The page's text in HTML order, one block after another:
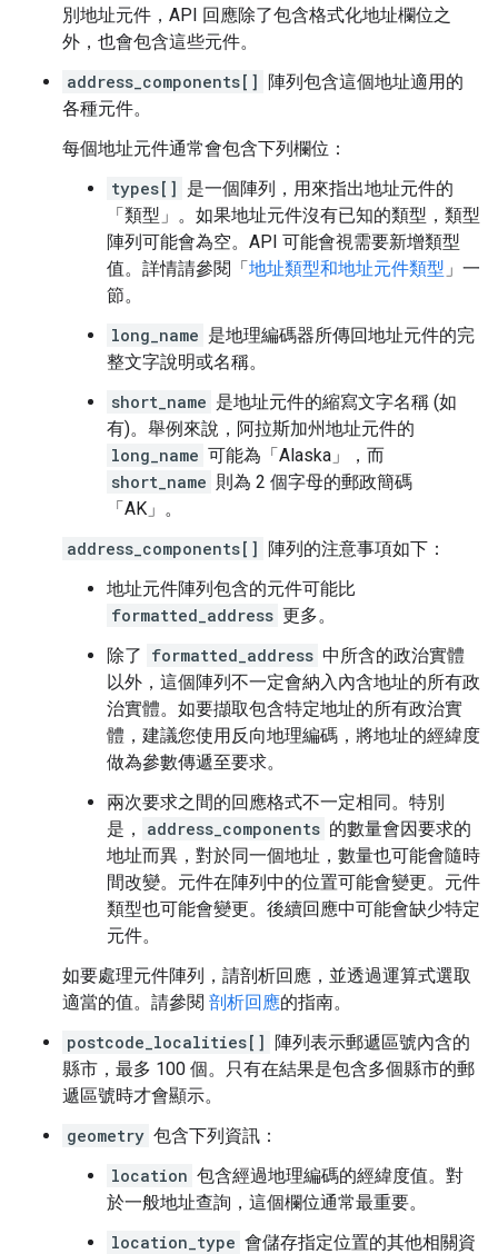
別地址元件，API 回應除了包含格式化地址欄位之
外，也會包含這些元件。
address_components[] 陣列包含這個地址適用的
各種元件。
每個地址元件通常會包含下列欄位：
types[] 是一個陣列，用來指出地址元件的
「類型」 。如果地址元件沒有已知的類型，類型
陣列可能會為空。API 可能會視需要新增類型
值。詳情請參閱「地址類型和地址元件類型 」一
節。
long_name 是地理編碼器所傳回地址元件的完
整文字說明或名稱。
short_name 是地址元件的縮寫文字名稱 (如
有)。舉例來說，阿拉斯加州地址元件的
long_name 可能為「Alaska」，而
short_name 則為 2 個字母的郵政簡碼
「AK」。
address_components[] 陣列的注意事項如下：
地址元件陣列包含的元件可能比
formatted_address 更多。
除了 formatted_address 中所含的政治實體
以外，這個陣列不一定會納入內含地址的所有政
治實體。如要擷取包含特定地址的所有政治實
體，建議您使用反向地理編碼，將地址的經緯度
做為參數傳遞至要求。
兩次要求之間的回應格式不一定相同。特別
是，
address_components 的數量會因要求的
地址而異，對於同一個地址，數量也可能會隨時
間改變。元件在陣列中的位置可能會變更。元件
類型也可能會變更。後續回應中可能會缺少特定
元件。
如要處理元件陣列，請剖析回應，並透過運算式選取
適當的值。請參閱 剖析回應的指南。
postcode_localities[] 陣列表示郵遞區號內含的
縣市，最多 100 個。只有在結果是包含多個縣市的郵
遞區號時才會顯示。
geometry 包含下列資訊：
location 包含經過地理編碼的經緯度值。對
於一般地址查詢，這個欄位通常最重要。
location_type 會儲存指定位置的其他相關資